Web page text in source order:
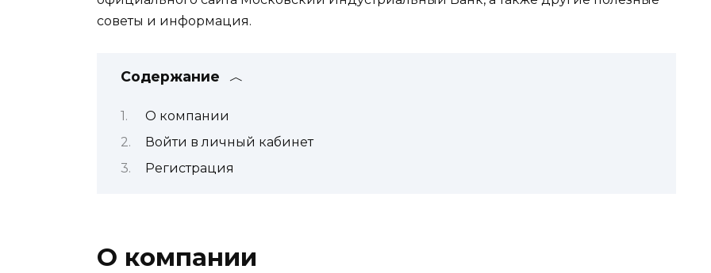
советы и информация.
Содержание
О компании
Войти в личный кабинет
Регистрация
О компании